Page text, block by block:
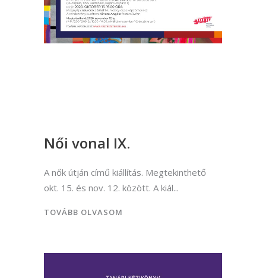
Női vonal IX.
A nők útján című kiállítás. Megtekinthető
okt. 15. és nov. 12. között. A kiál
TOVÁBB OLVASOM